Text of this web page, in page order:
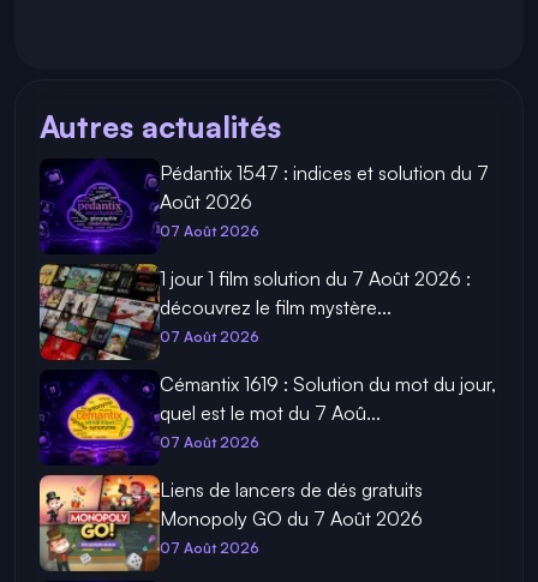
Autres actualités
Pédantix 1547 : indices et solution du 7
Août 2026
07 Août 2026
1 jour 1 film solution du 7 Août 2026 :
découvrez le film mystère...
07 Août 2026
Cémantix 1619 : Solution du mot du jour,
quel est le mot du 7 Aoû...
07 Août 2026
Liens de lancers de dés gratuits
Monopoly GO du 7 Août 2026
07 Août 2026